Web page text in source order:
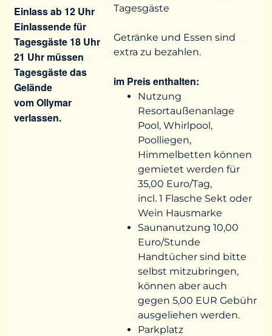
Einlass ab 12 Uhr
Einlassende für
Tagesgäste 18 Uhr
21 Uhr müssen
Tagesgäste das
Gelände
vom Ollymar
verlassen.
Tagesgäste
Getränke und Essen sind
extra zu bezahlen.
im Preis enthalten:
Nutzung
Resortaußenanlage
Pool, Whirlpool,
Poolliegen,
Himmelbetten können
gemietet werden für
35,00 Euro/Tag,
incl. 1 Flasche Sekt oder
Wein Hausmarke
Saunanutzung 10,00
Euro/Stunde
Handtücher sind bitte
selbst mitzubringen,
können aber auch
gegen 5,00 EUR Gebühr
ausgeliehen werden.
Parkplatz